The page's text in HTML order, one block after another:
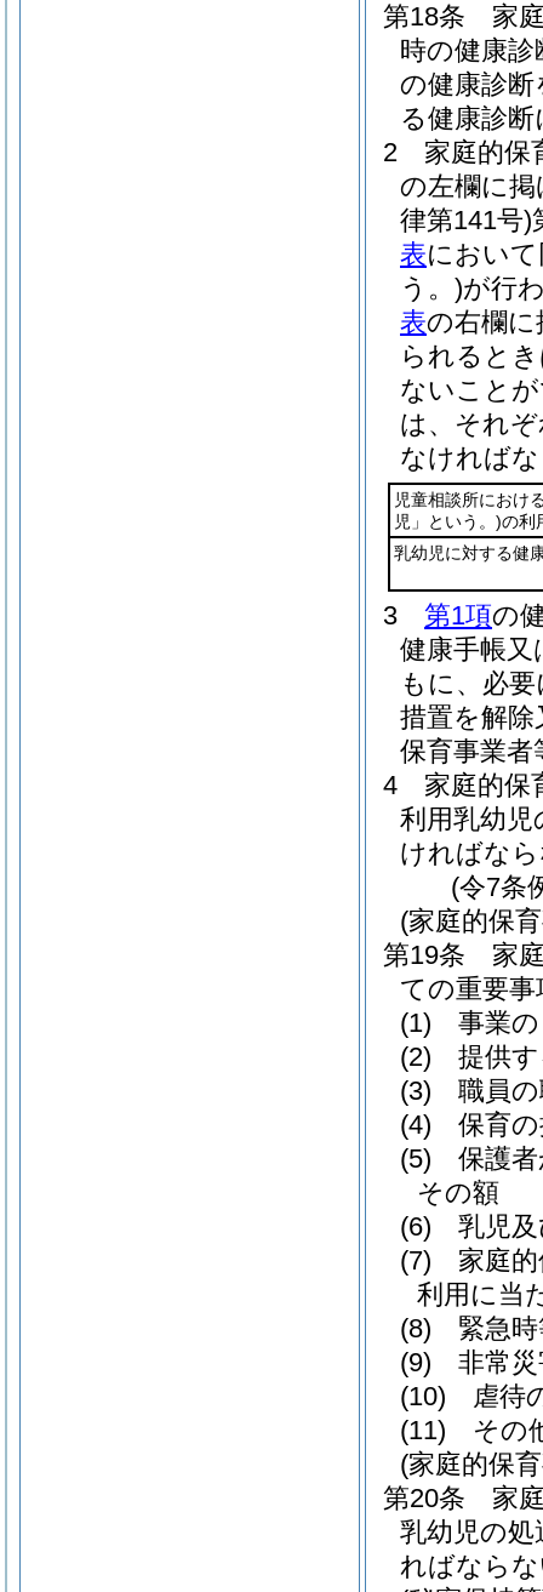
第18条
家
時の健康
の健康診断
る健康診
2
家庭的保
の左欄に
律第141号)
表におい
う。)が行
表の右欄に
られると
ないこと
は、それ
なければ
児童相談所におけ
児」という。)の利
乳幼児に対する健
3 第1項の
健康手帳
もに、必
措置を解
保育事業
4
家庭的保
利用乳幼
ければな
(令7条
(家庭的保
第19条
家
ての重要
(1)
事業
(2)
提供
(3)
職員
(4)
保育
(5)
保護
その額
(6)
乳児
(7)
家庭
利用に当
(8)
緊急
(9)
非常
(10)
虐待
(11)
その
(家庭的保
第20条
家
乳幼児の
ればなら